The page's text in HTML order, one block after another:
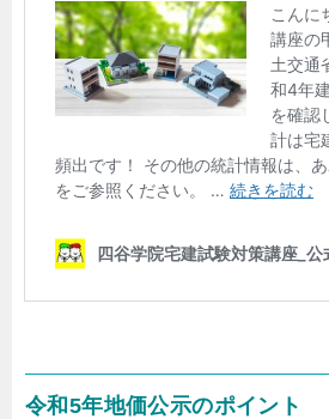
令和5年地価公示のポイント